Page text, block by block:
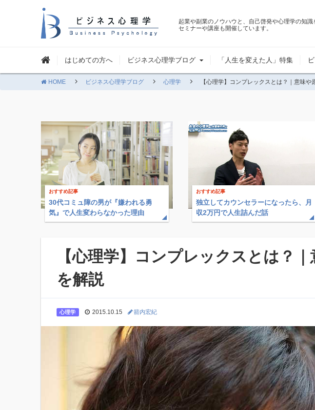
起業や副業のノウハウと、自己啓発や心理学の知識
セミナーや講座も開催しています。
はじめての方へ ビジネス心理学ブログ 「人生を変えた人」特集
HOME ビジネス心理学ブログ 心理学 【心理学】コンプレックスとは？｜意味や
おすすめ記事
30代コミュ障の男が『嫌われる勇
気』で人生変わらなかった理由
おすすめ記事
独立してカウンセラーになったら、月
収2万円で人生詰んだ話
【心理学】コンプレックスとは？
を解説
心理学 2015.10.15 箭内宏紀